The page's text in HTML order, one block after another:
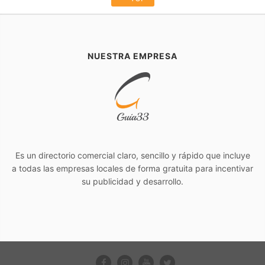
NUESTRA EMPRESA
Es un directorio comercial claro, sencillo y rápido que incluye
a todas las empresas locales de forma gratuita para incentivar
su publicidad y desarrollo.